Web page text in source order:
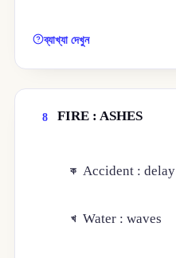
ব্যাখ্যা দেখুন
8 FIRE : ASHES
ক Accident : delay
খ Water : waves